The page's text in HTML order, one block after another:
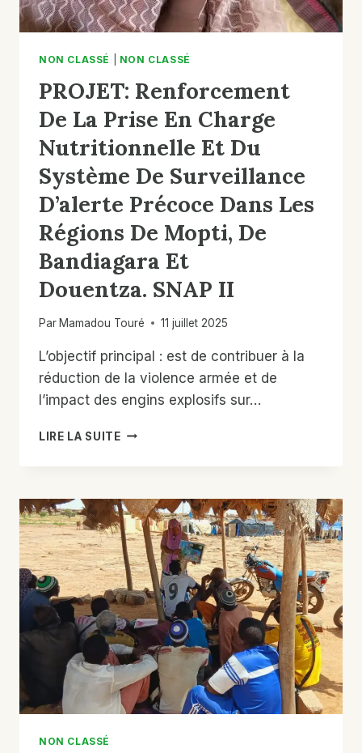
LE
PROGRAMME
LA
ET
OPÉRATIONS
DE
PAIX
(POS)
LA
RÉGION
DE
BANDIAGARA
DANS
LE
DU
NON CLASSÉ NON CLASSÉ
PROJET: Renforcement
De La Prise En Charge
Nutritionnelle Et Du
Système De Surveillance
D’alerte Précoce Dans Les
Régions De Mopti, De
Bandiagara Et
Douentza. SNAP II
ParMamadou Touré 11 juillet 2025
L’objectif principal : est de contribuer à la
réduction de la violence armée et de
l’impact des engins explosifs sur…
LIRE LA SUITEPROJET:
PRISE
EN
CHARGE
NUTRITIONNELLE
ET
DU
SYSTÈME
DE
SURVEILLANCE
D’ALERTE
PRÉCOCE
DANS
LES
NON CLASSÉ